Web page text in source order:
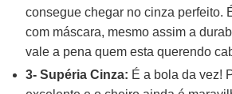
consegue chegar no cinza perfeito.
com máscara, mesmo assim a
vale a pena quem esta querendo
3- Supéria Cinza: É a bola da vez!